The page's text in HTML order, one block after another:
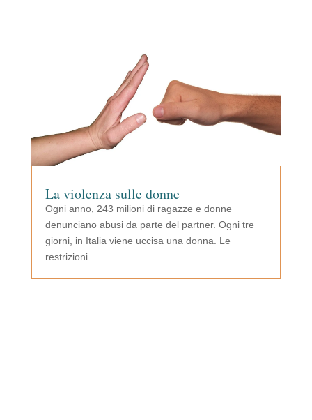
La violenza sulle donne
Ogni anno, 243 milioni di ragazze e donne
denunciano abusi da parte del partner. Ogni tre
giorni, in Italia viene uccisa una donna. Le
restrizioni...